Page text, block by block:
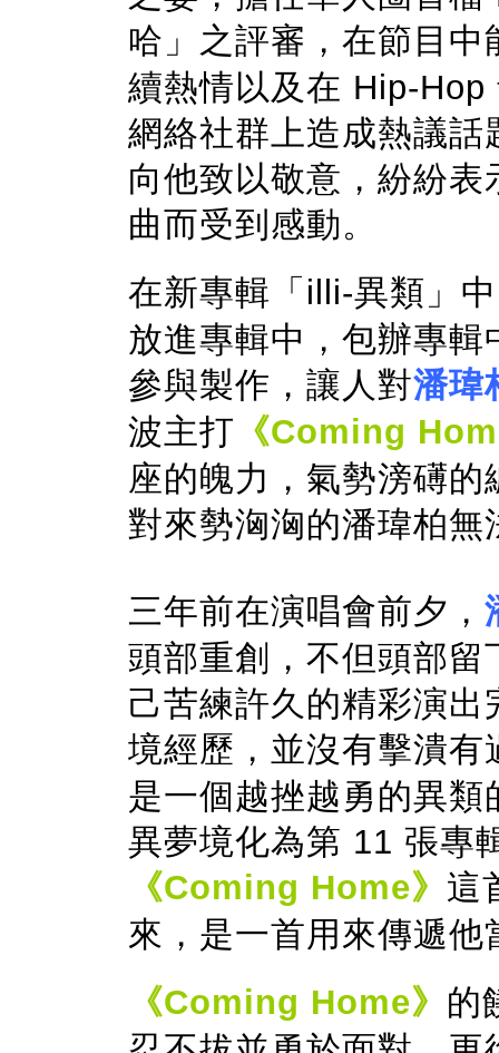
哈」之評審，在節目中
續熱情以及在 Hip-
網絡社群上造成熱議
向他致以敬意，紛紛
曲而受到感動。
在新專輯「illi-異類」
放進專輯中，包辦專
參與製作，讓人對潘瑋
波主打 《Coming
座的魄力，氣勢滂礡
對來勢洶洶的潘瑋柏無
三年前在演唱會前夕，
頭部重創，不但頭部
己苦練許久的精彩演
境經歷，並沒有擊潰有
是一個越挫越勇的異
異夢境化為第 11 張專
《Coming Home》 這
來，是一首用來傳遞他
《Coming Home》 的